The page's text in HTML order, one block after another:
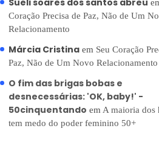
Sueli soares dos santos abreu
Coração Precisa de Paz, Não de Um
Relacionamento
Márcia Cristina em Seu Coração
Paz, Não de Um Novo Relacionamento
O fim das brigas bobas e
desnecessárias: 'OK, baby!' -
50cinquentando em A maioria dos
tem medo do poder feminino 50+